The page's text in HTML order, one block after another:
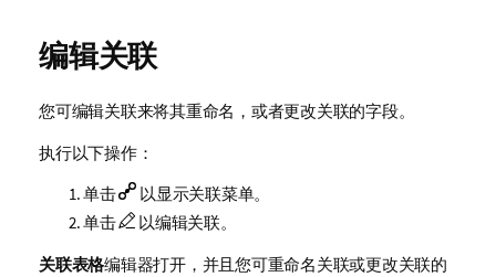
编辑关联
您可编辑关联来将其重命名，或者更改关联的字段。
执行以下操作：
单击
以显示关联菜单。
单击
以编辑关联。
关联表格编辑器打开，并且您可重命名关联或更改关联的